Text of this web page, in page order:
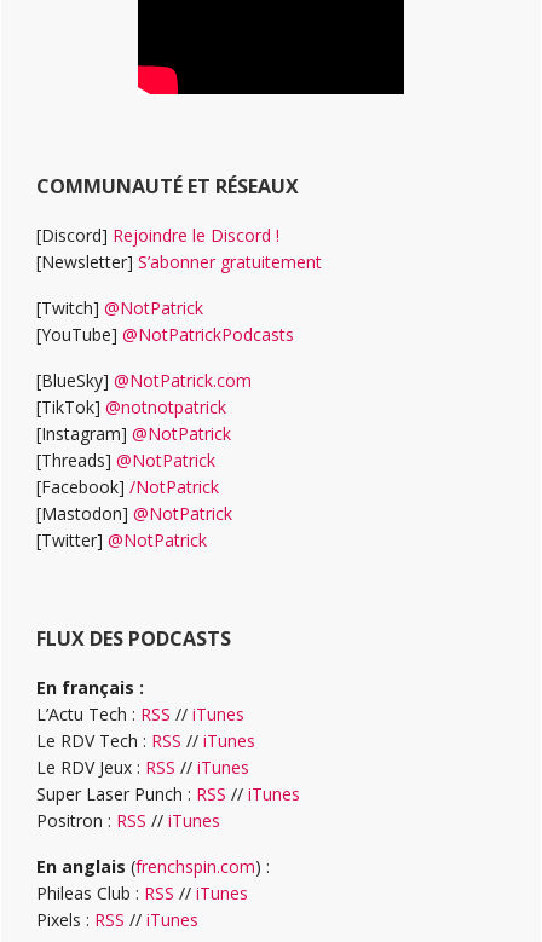
COMMUNAUTÉ ET RÉSEAUX
[Discord] Rejoindre le Discord !
[Newsletter] S’abonner gratuitement
[Twitch] @NotPatrick
[YouTube] @NotPatrickPodcasts
[BlueSky] @NotPatrick.com
[TikTok] @notnotpatrick
[Instagram] @NotPatrick
[Threads] @NotPatrick
[Facebook] /NotPatrick
[Mastodon] @NotPatrick
[Twitter] @NotPatrick
FLUX DES PODCASTS
En français :
L’Actu Tech : RSS // iTunes
Le RDV Tech : RSS // iTunes
Le RDV Jeux : RSS // iTunes
Super Laser Punch : RSS // iTunes
Positron : RSS // iTunes
En anglais (frenchspin.com) :
Phileas Club : RSS // iTunes
Pixels : RSS // iTunes